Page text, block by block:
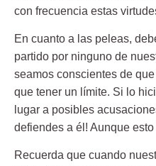
con frecuencia estas
En cuanto a las peleas,
partido por ninguno de
seamos conscientes de
que tener un límite. Si lo
lugar a posibles
defiendes a él! Aunque
Recuerda que cuando